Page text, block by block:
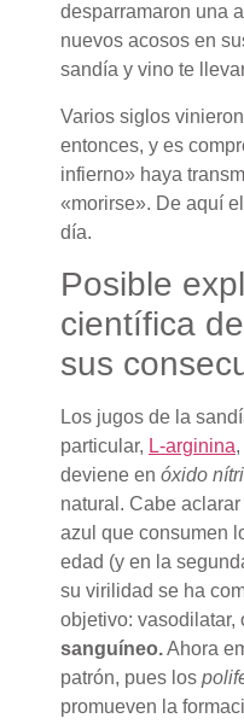
desparramaron una
nuevos acosos en
sandía y vino te
Varios siglos
entonces, y es
infierno» haya
«morirse». De aquí
día.
Posible
científica
sus
Los jugos de la
particular, L-arginina
deviene en óxido
natural. Cabe
azul que consumen
edad (y en la
su virilidad se ha
objetivo: vasodilatar,
sanguíneo.Ahora
patrón, pues los
promueven la